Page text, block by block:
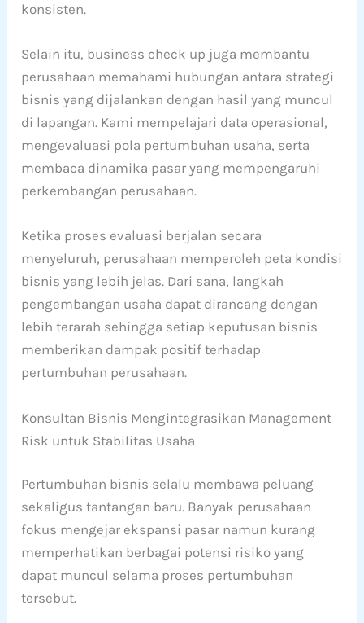
konsisten.
Selain itu, business check up juga membantu
perusahaan memahami hubungan antara strategi
bisnis yang dijalankan dengan hasil yang muncul
di lapangan. Kami mempelajari data operasional,
mengevaluasi pola pertumbuhan usaha, serta
membaca dinamika pasar yang mempengaruhi
perkembangan perusahaan.
Ketika proses evaluasi berjalan secara
menyeluruh, perusahaan memperoleh peta kondisi
bisnis yang lebih jelas. Dari sana, langkah
pengembangan usaha dapat dirancang dengan
lebih terarah sehingga setiap keputusan bisnis
memberikan dampak positif terhadap
pertumbuhan perusahaan.
Konsultan Bisnis Mengintegrasikan Management
Risk untuk Stabilitas Usaha
Pertumbuhan bisnis selalu membawa peluang
sekaligus tantangan baru. Banyak perusahaan
fokus mengejar ekspansi pasar namun kurang
memperhatikan berbagai potensi risiko yang
dapat muncul selama proses pertumbuhan
tersebut.